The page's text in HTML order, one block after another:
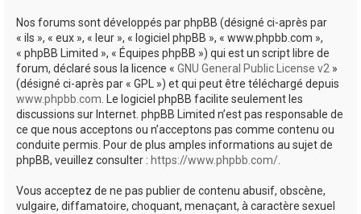
Nos forums sont développés par phpBB (désigné ci-après par
« ils », « eux », « leur », « logiciel phpBB », « www.phpbb.com »,
« phpBB Limited », « Équipes phpBB ») qui est un script libre de
forum, déclaré sous la licence « GNU General Public License v2 »
(désigné ci-après par « GPL ») et qui peut être téléchargé depuis
www.phpbb.com. Le logiciel phpBB facilite seulement les
discussions sur Internet. phpBB Limited n’est pas responsable de
ce que nous acceptons ou n’acceptons pas comme contenu ou
conduite permis. Pour de plus amples informations au sujet de
phpBB, veuillez consulter : https://www.phpbb.com/.
Vous acceptez de ne pas publier de contenu abusif, obscène,
vulgaire, diffamatoire, choquant, menaçant, à caractère sexuel